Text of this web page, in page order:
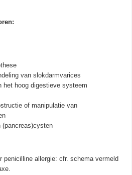
van slokdarmvarices
het hoog digestieve systeem
of manipulatie van
(pancreas)cysten
penicilline allergie: cfr. schema vermeld